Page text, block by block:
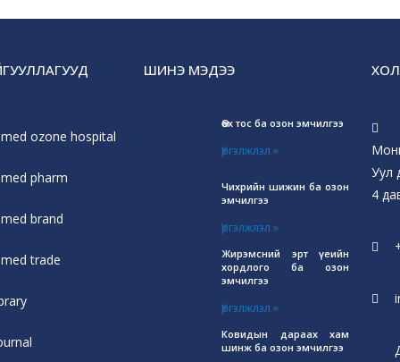
ozone hospital
pharm
brand
trade
ШИНЭ МЭДЭЭ
Өөх тос ба озон эмчилгээ
Үргэлжлэл »
Чихрийн шижин ба озон
эмчилгээ
Үргэлжлэл »
Жирэмсний эрт үеийн
хордлого ба озон
эмчилгээ
Үргэлжлэл »
Ковидын дараах хам
шинж ба озон эмчилгээ
Уул
4